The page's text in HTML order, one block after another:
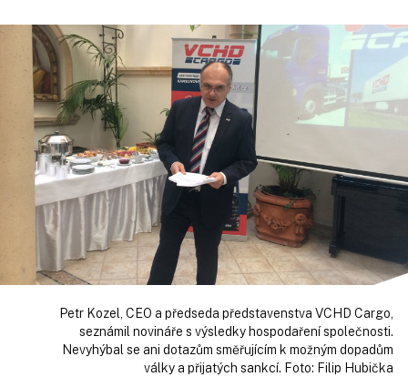
Petr Kozel, CEO a předseda představenstva VCHD Cargo,
seznámil novináře s výsledky hospodaření společnosti.
Nevyhýbal se ani dotazům směřujícím k možným dopadům
války a přijatých sankcí. Foto: Filip Hubička